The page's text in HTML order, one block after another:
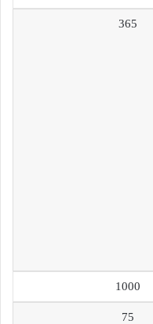
365
1000
75